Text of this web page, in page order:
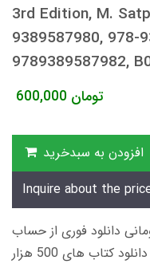
3rd Edition, M.
9389587980, 978-
9789389587982,
600,000 تومان
افزودن به سبدخرید
Inquire about the
های 600 هزار تومانی دانلود فوری از حساب
کاربری می باشد، و زمان تحویل لینک دانلود کتاب های 500 هزار